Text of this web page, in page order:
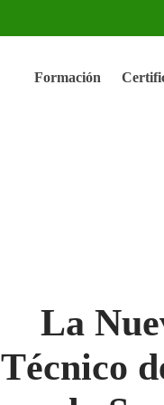
Formación
La
Técnico